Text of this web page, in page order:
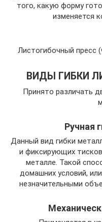
того, какую форму
изменяется
Листогибочный пресс
ВИДЫ ГИБКИ
Принято различать
Ручная
Данный вид гибки
и фиксирующих
металле. Такой
домашних условий,
незначительными